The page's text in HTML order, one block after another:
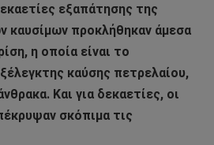
εξαπάτησης της
καυσίμων προκλήθηκαν άμεσα
η οποία είναι το
καύσης πετρελαίου,
Και για δεκαετίες, οι
σκόπιμα τις